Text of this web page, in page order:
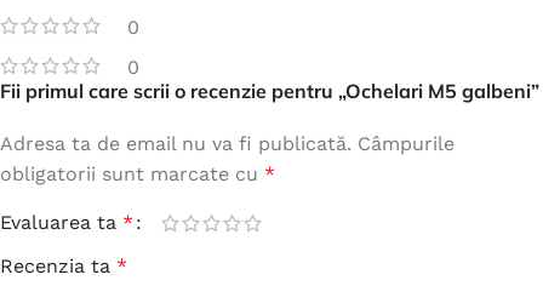
0
0
Fii primul care scrii o recenzie pentru „Ochelari M5 galbeni”
Adresa ta de email nu va fi publicată. Câmpurile
obligatorii sunt marcate cu *
Evaluarea ta *
Recenzia ta *